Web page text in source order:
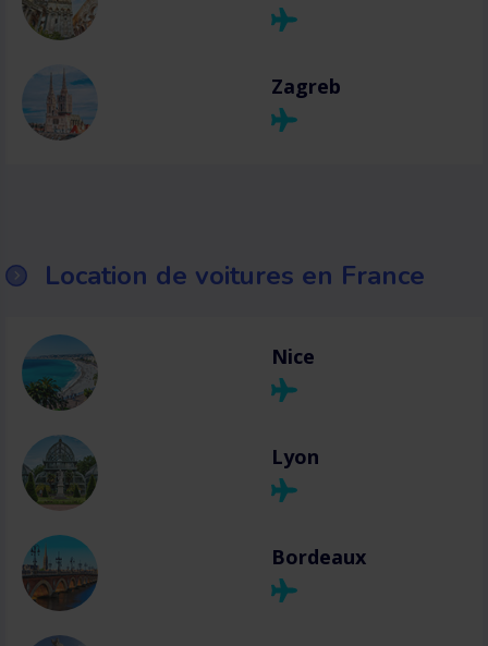
Zagreb
Location de voitures en France
Nice
Lyon
Bordeaux